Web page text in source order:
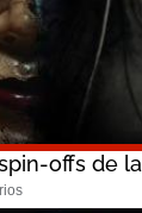
offs de